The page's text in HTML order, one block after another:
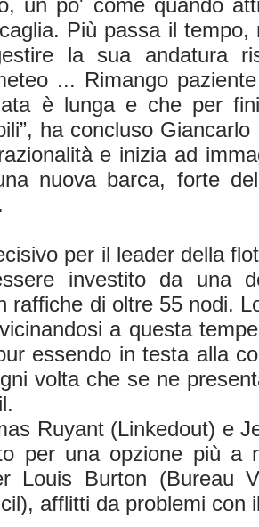
un po' come quando
Più passa il tempo,
la sua andatura
... Rimango
è lunga e che per
ha concluso
e inizia ad
nuova barca, forte
per il leader della
investito da una
raffiche di oltre 55 nodi.
a questa
essendo in testa alla
volta che se ne
Ruyant (Linkedout) e
per una opzione più a
Louis Burton (Bureau
afflitti da problemi con